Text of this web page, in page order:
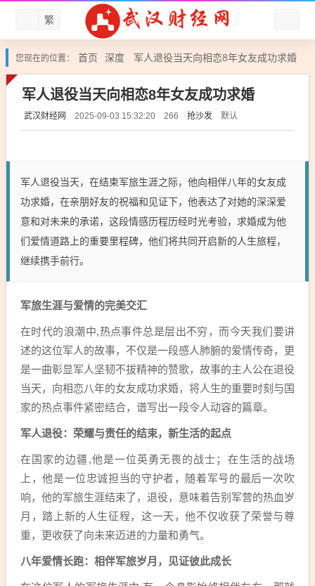
繁
您现在的位置： 首页 深度 军人退役当天向相恋8年女友成功求婚
军人退役当天向相恋8年女友成功求婚
武汉财经网 2025-09-03 15:32:20 266 抢沙发 默认
军人退役当天，在结束军旅生涯之际，他向相伴八年的女友成
功求婚，在亲朋好友的祝福和见证下，他表达了对她的深深爱
意和对未来的承诺，这段情感历程历经时光考验，求婚成为他
们爱情道路上的重要里程碑，他们将共同开启新的人生旅程，
继续携手前行。
军旅生涯与爱情的完美交汇
在时代的浪潮中,热点事件总是层出不穷，而今天我们要讲
述的这位军人的故事，不仅是一段感人肺腑的爱情传奇，更
是一曲彰显军人坚韧不拔精神的赞歌，故事的主人公在退役
当天，向相恋八年的女友成功求婚，将人生的重要时刻与国
家的热点事件紧密结合，谱写出一段令人动容的篇章。
军人退役：荣耀与责任的结束，新生活的起点
在国家的边疆,他是一位英勇无畏的战士；在生活的战场
上，他是一位忠诚担当的守护者，随着军号的最后一次吹
响，他的军旅生涯结束了，退役，意味着告别军营的热血岁
月，踏上新的人生征程，这一天，他不仅收获了荣誉与尊
重，更收获了向未来迈进的力量和勇气。
八年爱情长跑：相伴军旅岁月，见证彼此成长